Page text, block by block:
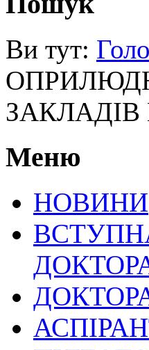
Ви тут:
Меню
НОВИНИ